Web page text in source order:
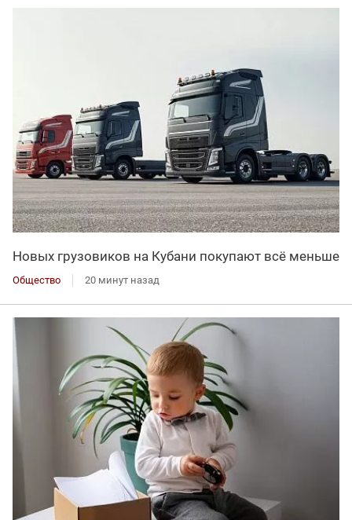
Новых грузовиков на Кубани покупают всё меньше
Общество 20 минут назад